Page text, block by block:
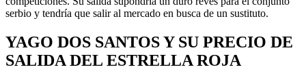
serbio y tendría que salir al mercado en busca de un sustituto.
YAGO DOS SANTOS Y SU PRECIO DE
SALIDA DEL ESTRELLA ROJA